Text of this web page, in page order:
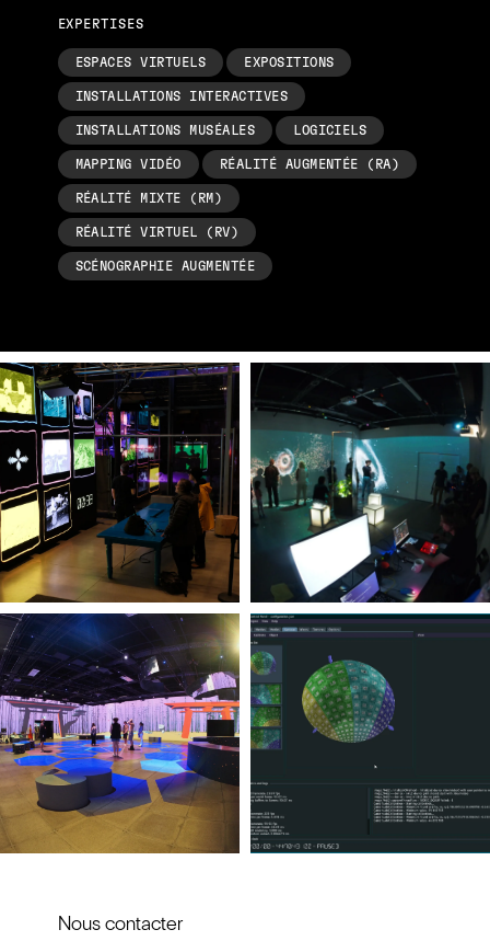
EXPERTISES
ESPACES VIRTUELS EXPOSITIONS
INSTALLATIONS INTERACTIVES
INSTALLATIONS MUSÉALES LOGICIELS
MAPPING VIDÉO RÉALITÉ AUGMENTÉE (RA)
RÉALITÉ MIXTE (RM)
RÉALITÉ VIRTUEL (RV)
SCÉNOGRAPHIE AUGMENTÉE
Nous contacter